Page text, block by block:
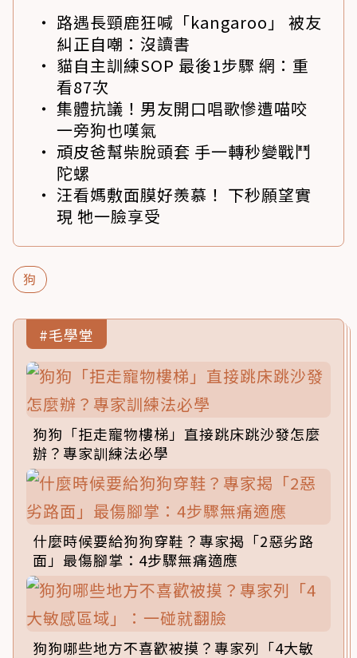
路遇長頸鹿狂喊「kangaroo」 被友
糾正自嘲：沒讀書
貓自主訓練SOP 最後1步驟 網：重
看87次
集體抗議！男友開口唱歌慘遭喵咬
一旁狗也嘆氣
頑皮爸幫柴脫頭套 手一轉秒變戰鬥
陀螺
汪看媽敷面膜好羨慕！ 下秒願望實
現 牠一臉享受
狗
#毛學堂
狗狗「拒走寵物樓梯」直接跳床跳沙發怎麼
辦？專家訓練法必學
什麼時候要給狗狗穿鞋？專家揭「2惡劣路
面」最傷腳掌：4步驟無痛適應
狗狗哪些地方不喜歡被摸？專家列「4大敏